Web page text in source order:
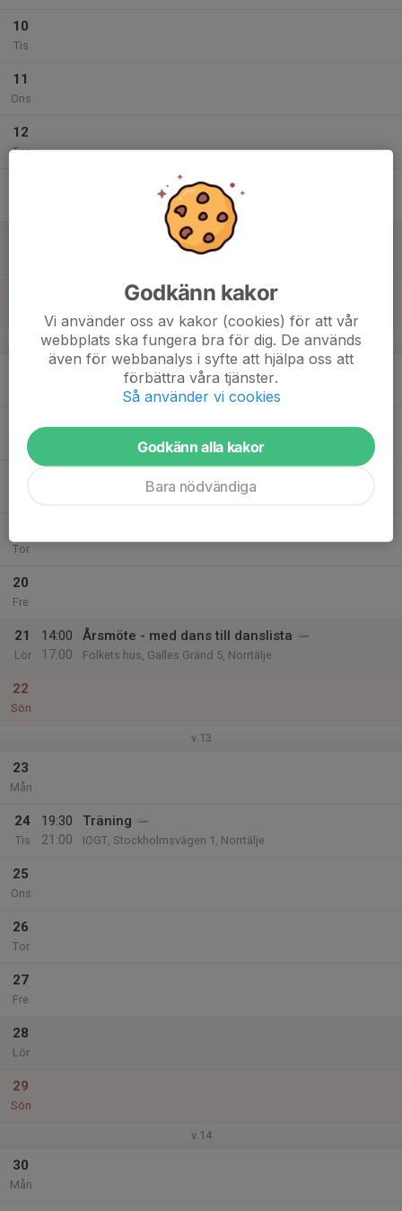
10
Tis
11
Ons
12
Tor
Dansteknikkurs
Lännagården, Hysingsvik
v.12
Tis
19:30
Träning
IOGT, Stockholmsvägen 1, Norrtälje
Tor
20
Fre
21
Lör
14:00
17:00
Årsmöte - med dans till danslista
Folkets hus, Galles Gränd 5, Norrtälje
22
Sön
v.13
23
Mån
24
Tis
19:30
21:00
Träning
IOGT, Stockholmsvägen 1, Norrtälje
25
Ons
26
Tor
27
Fre
28
Lör
29
Sön
v.14
30
Mån
Godkänn kakor
Vi använder oss av kakor (cookies) för att vår
webbplats ska fungera bra för dig. De används
även för webbanalys i syfte att hjälpa oss att
förbättra våra tjänster.
Så använder vi cookies
Godkänn alla kakor
Bara nödvändiga